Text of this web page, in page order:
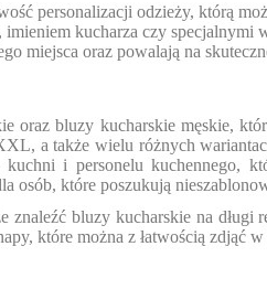
personalizacji odzieży, którą
kucharza czy specjalnymi
miejsca oraz powalają na
oraz bluzy kucharskie męskie,
a także wielu różnych
i personelu kuchennego,
osób, które poszukują
bluzy kucharskie na
które można z łatwością zdjąć